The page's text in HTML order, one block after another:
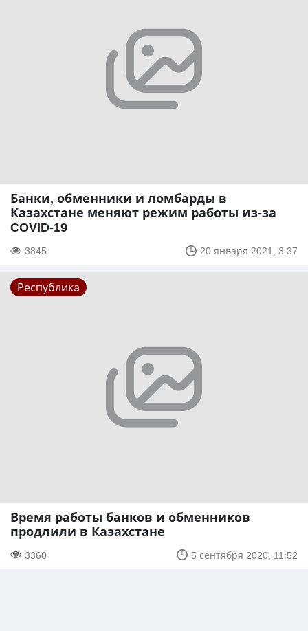
Банки, обменники и ломбарды в
Казахстане меняют режим работы из-за
COVID-19
3845 20 января 2021, 3:37
Республика
Время работы банков и обменников
продлили в Казахстане
3360 5 сентября 2020, 11:52